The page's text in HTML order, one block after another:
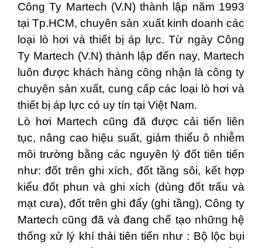
Công Ty Martech (V.N) thành lập năm 1993
tại Tp.HCM, chuyên sản xuất kinh doanh các
loại lò hơi và thiết bị áp lực. Từ ngày Công
Ty Martech (V.N) thành lập đến nay, Martech
luôn được khách hàng công nhận là công ty
chuyên sản xuất, cung cấp các loại lò hơi và
thiết bị áp lực có uy tín tại Việt Nam.
Lò hơi Martech cũng đã được cải tiến liên
tục, nâng cao hiệu suất, giảm thiểu ô nhiễm
môi trường bằng các nguyên lý đốt tiên tiến
như: đốt trên ghi xích, đốt tầng sôi, kết hợp
kiểu đốt phun và ghi xích (dùng đốt trấu và
mạt cưa), đốt trên ghi đẩy (ghi tầng), Công ty
Martech cũng đã và đang chế tạo những hệ
thống xử lý khí thải tiên tiến như : Bộ lộc bụi